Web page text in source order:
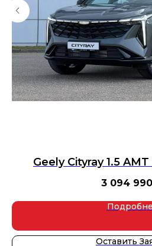
Geely Cityray 1.5
3 094 990
Оставить